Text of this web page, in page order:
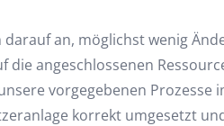
an, möglichst wenig
angeschlossenen
vorgegebenen
korrekt umgesetzt